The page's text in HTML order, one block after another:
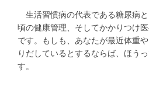
生活習慣病の代表である糖尿病
頃の健康管理、そしてかかりつけ
です。もしも、あなたが最近体重
りだしているとするならば、ほう
す。